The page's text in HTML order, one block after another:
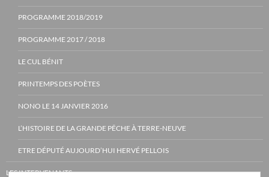
PROGRAMME 2018/2019
PROGRAMME 2017 / 2018
LE CUL BÉNIT
PRINTEMPS DES POÈTES
NONO LE 14 JANVIER 2016
L’HISTOIRE DE LA GRANDE PÊCHE À TERRE-NEUVE
ETRE DÉPUTÉ AUJOURD’HUI HERVÉ PELLOIS
LES INTERVENANTS